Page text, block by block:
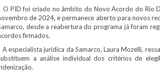
O PID foi criado no âmbito do Novo Acordo do Rio
de 2024, e permanece aberto para novos
desde a reabertura do programa já foram
firmados.
A especialista jurídica da Samarco, Laura Mozelli,
a análise individual dos critérios de